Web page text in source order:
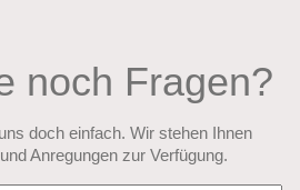
noch Fragen?
doch einfach. Wir stehen Ihnen
Anregungen zur Verfügung.